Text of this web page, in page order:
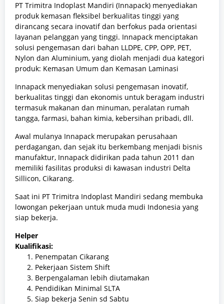
PT Trimitra Indoplast Mandiri (Innapack) menyediakan
produk kemasan fleksibel berkualitas tinggi yang
dirancang secara inovatif dan berfokus pada orientasi
layanan pelanggan yang tinggi. Innapack menciptakan
solusi pengemasan dari bahan LLDPE, CPP, OPP, PET,
Nylon dan Aluminium, yang diolah menjadi dua kategori
produk: Kemasan Umum dan Kemasan Laminasi
Innapack menyediakan solusi pengemasan inovatif,
berkualitas tinggi dan ekonomis untuk beragam industri
termasuk makanan dan minuman, peralatan rumah
tangga, farmasi, bahan kimia, kebersihan pribadi, dll.
Awal mulanya Innapack merupakan perusahaan
perdagangan, dan sejak itu berkembang menjadi bisnis
manufaktur, Innapack didirikan pada tahun 2011 dan
memiliki fasilitas produksi di kawasan industri Delta
Sillicon, Cikarang.
Saat ini PT Trimitra Indoplast Mandiri sedang membuka
lowongan pekerjaan untuk muda mudi Indonesia yang
siap bekerja.
Helper
Kualifikasi:
Penempatan Cikarang
Pekerjaan Sistem Shift
Berpengalaman lebih diutamakan
Pendidikan Minimal SLTA
Siap bekerja Senin sd Sabtu